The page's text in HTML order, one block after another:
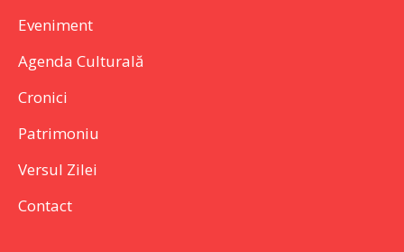
Eveniment
Agenda Culturală
Cronici
Patrimoniu
Versul Zilei
Contact